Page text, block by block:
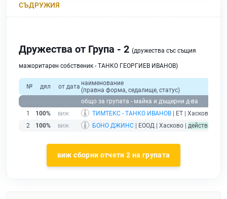
СЪДРУЖИЯ
Дружества от Група - 2 (дружества със същия
мажоритарен собственик - ТАНКО ГЕОРГИЕВ ИВАНОВ)
№ дял от дата наименование
(правна форма, седалище, статус)
общо за групата - майка и дъщерни д-ва
1
100% ТИМТЕКС - ТАНКО ИВАНОВ | ЕТ | Хасково |
2
100% БОНО ДЖИНС | ЕООД | Хасково | действащ
виж сборни отчети 2 на групата